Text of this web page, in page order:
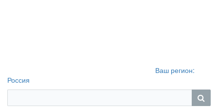
Ваш регион:
Россия